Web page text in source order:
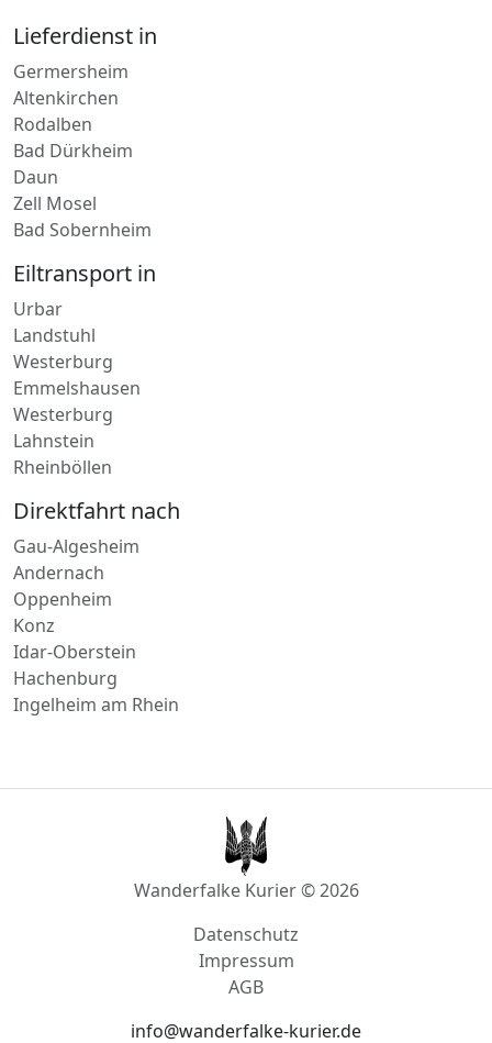
Lieferdienst in
Germersheim
Altenkirchen
Rodalben
Bad Dürkheim
Daun
Zell Mosel
Eiltransport in
Urbar
Landstuhl
Westerburg
Emmelshausen
Westerburg
Lahnstein
Direktfahrt nach
Gau-Algesheim
Andernach
Oppenheim
Konz
Idar-Oberstein
Hachenburg
Datenschutz
Impressum